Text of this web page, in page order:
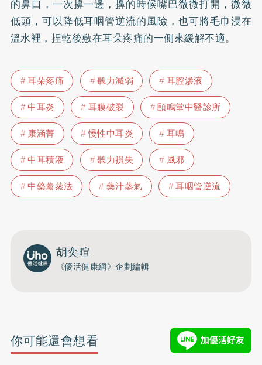
的鼻口，一次擤一邊，擤的時候嘴巴微微打開，微微
低頭，可以降低耳咽管逆流的風險，也可將毛巾浸在
溫水裡，捏乾後敷在耳朵疼痛的一側來緩解不適。
耳朵疼痛 聽力減弱
耳腔滲液
中耳炎
耳膜破裂
頤鳴堂中醫診所
康涵菁
慢性中耳炎
耳鳴
中耳積液
聽力損失
風邪
中藥薰蒸法
藥汁蒸氣 耳咽管逆流
胡奕暄
《優活健康網》企劃編輯
你可能還會想看